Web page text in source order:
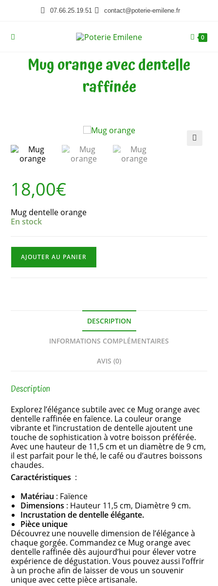
07.66.25.19.51 contact@poterie-emilene.fr
0
Mug orange avec dentelle
raffinée
18,00€
Mug dentelle orange
En stock
AJOUTER AU PANIER
DESCRIPTION
INFORMATIONS COMPLÉMENTAIRES
AVIS (0)
Description
Explorez l’élégance subtile avec ce Mug orange avec
dentelle raffinée en faïence. La couleur orange
vibrante et l’incrustation de dentelle ajoutent une
touche de sophistication à votre boisson préférée.
Avec une hauteur de 11,5 cm et un diamètre de 9 cm,
il est parfait pour le thé, le café ou d’autres boissons
chaudes.
Caractéristiques :
Matériau : Faïence
Dimensions : Hauteur 11,5 cm, Diamètre 9 cm.
Incrustation de dentelle élégante.
Pièce unique
Découvrez une nouvelle dimension de l’élégance à
chaque gorgée. Commandez ce Mug orange avec
dentelle raffinée dès aujourd’hui pour élever votre
expérience de dégustation. Vous pouvez aussi l’offrir
à un proche afin de laisser de vous un souvenir
unique avec cette pièce artisanale.